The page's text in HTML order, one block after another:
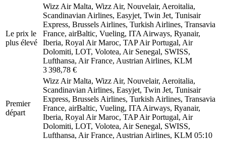
Le prix le
plus élevé
Wizz Air Malta, Wizz Air, Nouvelair, Aeroitalia,
Scandinavian Airlines, Easyjet, Twin Jet, Tunisair
Express, Brussels Airlines, Turkish Airlines, Transavia
France, airBaltic, Vueling, ITA Airways, Ryanair,
Iberia, Royal Air Maroc, TAP Air Portugal, Air
Dolomiti, LOT, Volotea, Air Senegal, SWISS,
Lufthansa, Air France, Austrian Airlines, KLM
3 398,78 €
Premier
départ
Wizz Air Malta, Wizz Air, Nouvelair, Aeroitalia,
Scandinavian Airlines, Easyjet, Twin Jet, Tunisair
Express, Brussels Airlines, Turkish Airlines, Transavia
France, airBaltic, Vueling, ITA Airways, Ryanair,
Iberia, Royal Air Maroc, TAP Air Portugal, Air
Dolomiti, LOT, Volotea, Air Senegal, SWISS,
Lufthansa, Air France, Austrian Airlines, KLM 05:10